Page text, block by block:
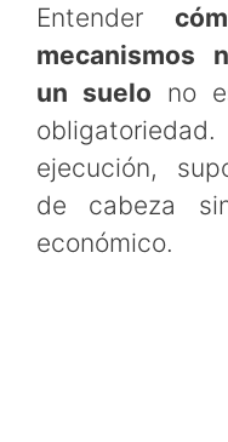
Entender
mecanismos
un suelo no
ejecución,
de cabeza
económico.